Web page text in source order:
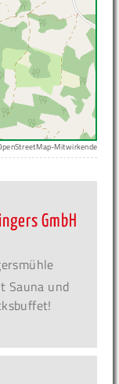
Mitwirkende
GmbH
Sauna und